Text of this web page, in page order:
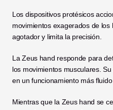
Los dispositivos protésicos
movimientos exagerados de
agotador y limita la precisión.
La Zeus hand responde para
los movimientos musculares.
en un funcionamiento más
Mientras que la Zeus hand se